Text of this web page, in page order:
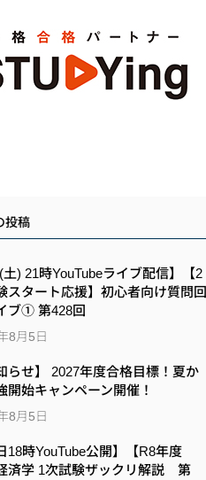
投稿
土) 21時YouTubeライブ配信】【2
スタート応援】初心者向け質問回
ブ① 第428回
8月5日
らせ】 2027年度合格目標！夏か
開始キャンペーン開催！
8月5日
18時YouTube公開】【R8年度
済学 1次試験ザックリ解説 第